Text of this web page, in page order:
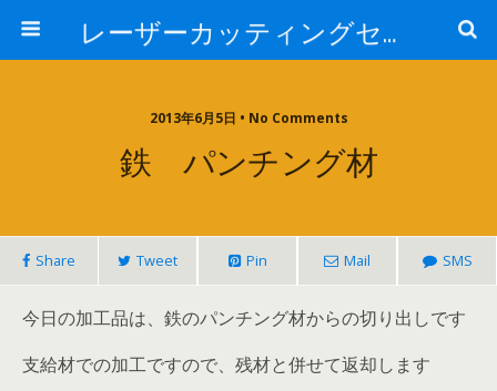
レーザーカッティングセンター 株式会社 中本鉄工所
2013年6月5日 • No Comments
鉄 パンチング材
Share Tweet Pin Mail SMS
今日の加工品は、鉄のパンチング材からの切り出しです
支給材での加工ですので、残材と併せて返却します